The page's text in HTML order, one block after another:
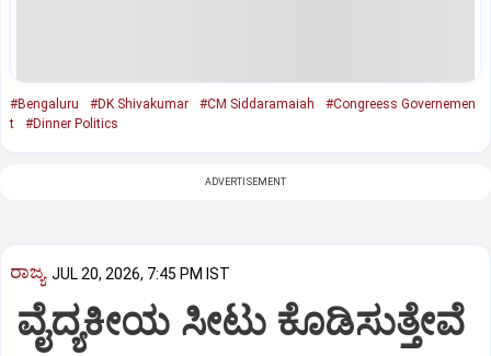
#Bengaluru #DK Shivakumar #CM Siddaramaiah
#Congreess Governemen
t
#Dinner Politics
ADVERTISEMENT
ರಾಜ್ಯ JUL 20, 2026, 7:45 PM IST
ವೈದ್ಯಕೀಯ ಸೀಟು ಕೊಡಿಸುತ್ತೇವೆ